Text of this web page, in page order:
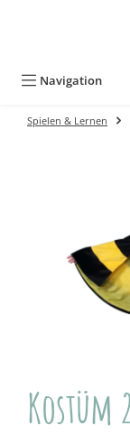
Navigation
Spielen & Lernen
Bildergalerie
Kostüm